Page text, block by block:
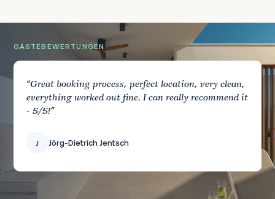
GÄSTEBEWERTUNGEN
J Jörg-Dietrich Jentsch
S Sophie Johnson
Luis Harris
“Great booking process, perfect location, very clean,
everything worked out fine. I can really recommend it
- 5/5!”
J Jörg-Dietrich Jentsch
S Sophie Johnson